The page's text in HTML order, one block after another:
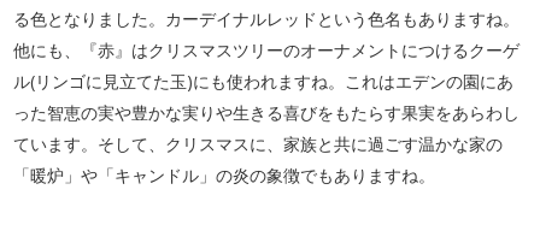
る色となりました。カーデイナルレッドという色名もありますね。
他にも、『赤』はクリスマスツリーのオーナメントにつけるクーゲ
ル(リンゴに見立てた玉)にも使われますね。これはエデンの園にあ
った智恵の実や豊かな実りや生きる喜びをもたらす果実をあらわし
ています。そして、クリスマスに、家族と共に過ごす温かな家の
「暖炉」や「キャンドル」の炎の象徴でもありますね。